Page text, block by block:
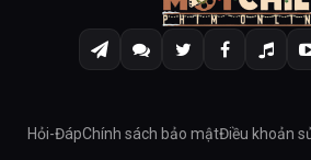
Hỏi-ĐápChính sách bảo mậtĐiều khoản